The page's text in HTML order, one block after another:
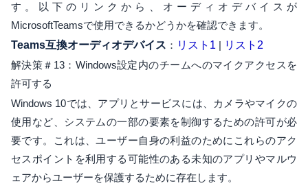
す。以下のリンクから、オーディオデバイスが
MicrosoftTeamsで使用できるかどうかを確認できます。
Teams互換オーディオデバイス ： リスト1 | リスト2
解決策＃13：Windows設定内のチームへのマイクアクセスを
許可する
Windows 10では、アプリとサービスには、カメラやマイクの
使用など、システムの一部の要素を制御するための許可が必
要です。これは、ユーザー自身の利益のためにこれらのアク
セスポイントを利用する可能性のある未知のアプリやマルウ
ェアからユーザーを保護するために存在します。